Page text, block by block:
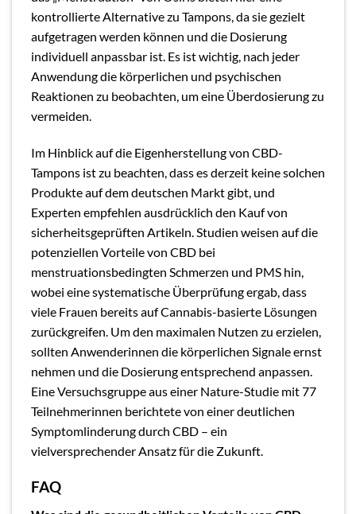
kontrollierte Alternative zu Tampons, da sie gezielt
aufgetragen werden können und die Dosierung
individuell anpassbar ist. Es ist wichtig, nach jeder
Anwendung die körperlichen und psychischen
Reaktionen zu beobachten, um eine Überdosierung zu
vermeiden.
Im Hinblick auf die Eigenherstellung von CBD-
Tampons ist zu beachten, dass es derzeit keine solchen
Produkte auf dem deutschen Markt gibt, und
Experten empfehlen ausdrücklich den Kauf von
sicherheitsgeprüften Artikeln. Studien weisen auf die
potenziellen Vorteile von CBD bei
menstruationsbedingten Schmerzen und PMS hin,
wobei eine systematische Überprüfung ergab, dass
viele Frauen bereits auf Cannabis-basierte Lösungen
zurückgreifen. Um den maximalen Nutzen zu erzielen,
sollten Anwenderinnen die körperlichen Signale ernst
nehmen und die Dosierung entsprechend anpassen.
Eine Versuchsgruppe aus einer Nature-Studie mit 77
Teilnehmerinnen berichtete von einer deutlichen
Symptomlinderung durch CBD – ein
vielversprechender Ansatz für die Zukunft.
FAQ